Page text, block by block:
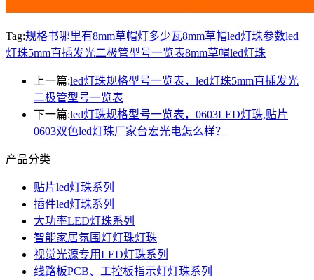
Tag:规格书哪里有8mm草帽灯多少瓦8mm草帽led灯珠参数led
灯珠5mm直插发光二极管型号一览表8mm草帽led灯珠
上一篇:led灯珠规格型号一览表，led灯珠5mm直插发光
二极管型号一览表
下一篇:led灯珠规格型号一览表，0603LED灯珠,贴片
0603双色led灯珠厂家台宏光电怎么样？
产品分类
贴片led灯珠系列
插件led灯珠系列
大功率LED灯珠系列
智能家居氛围灯灯珠灯珠
视觉光源专用LED灯珠系列
线路板PCB、工控板指示灯灯珠系列